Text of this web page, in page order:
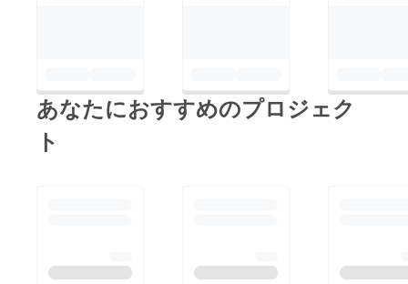
あなたにおすすめのプロジェク
ト